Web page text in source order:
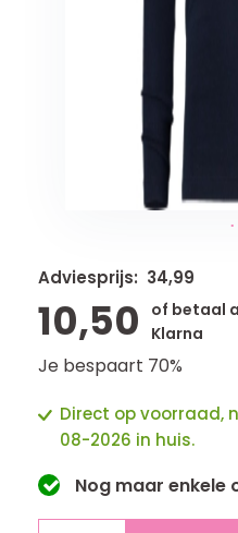
Schommelstoelen en
Adviesprijs: 34,99
10,50
of betaal
Klarna
Je bespaart 70%
Direct op voorraad,
08-2026 in huis.
Nog maar enkele